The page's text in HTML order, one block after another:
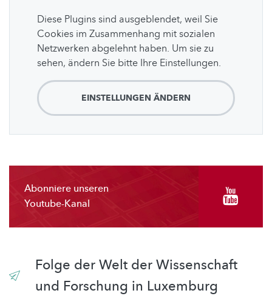
Diese Plugins sind ausgeblendet, weil Sie
Cookies im Zusammenhang mit sozialen
Netzwerken abgelehnt haben. Um sie zu
sehen, ändern Sie bitte Ihre Einstellungen.
EINSTELLUNGEN ÄNDERN
Abonniere unseren
Youtube-Kanal
Folge der Welt der Wissenschaft
und Forschung in Luxemburg